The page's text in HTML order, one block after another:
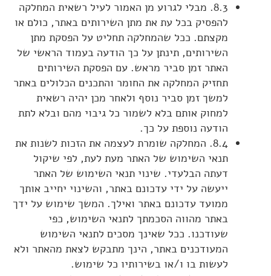
8.3. מבלי לגרוע מן האמור לעיל רשאית המחלקה
להפסיק בכל עת את מתן השירותים באתר, כולם או
מקצתם. ככל שהמחלקה תחליט על הפסקת מתן
השירותים, תינתן על כך הודעה בעמוד הראשי של
האתר זמן סביר מראש. עם הפסקת השירותים
תחזיק המחלקה את החומר והתכנים הכלולים באתר
למשך זמן סביר נוסף ולאחר מכן יהיה רשאית
למחוק אותם בלא לשמור כל גיבוי מהם ובלא לתת
הודעה נוספת על כך.
8.4. המחלקה שומרת לעצמה את הזכות לשנות את
תנאי השימוש של האתר מעת לעת, לפי שיקול
דעתה הבלעדי. שינוי תנאי השימוש של האתר
ייעשה על ידי עדכונם באתר, והשינוי יחייב אותך
ממועד עדכונם באתר ואילך. המשך שימוש על ידך
באתר מהווה הסכמתך לתנאי השימוש, כפי
שעודכנו. ככל שאינך מסכים לתנאי השימוש
המעודכנים באתר, הינך מתבקש לצאת מהאתר ולא
לעשות בו ו/או בשירותיו כל שימוש.